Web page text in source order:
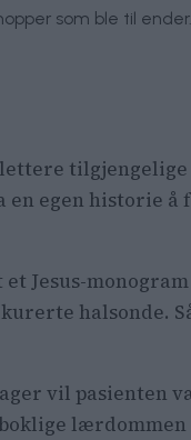
som ble til
tilgjengelige
egen historie å
Jesus-
halsonde.
vil pasienten